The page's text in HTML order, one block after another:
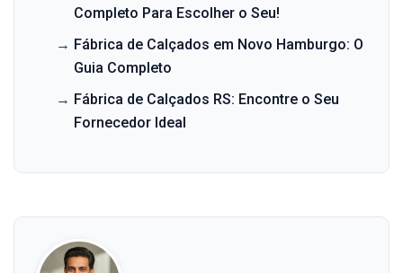
Completo Para Escolher o Seu!
→ Fábrica de Calçados em Novo Hamburgo: O
Guia Completo
→ Fábrica de Calçados RS: Encontre o Seu
Fornecedor Ideal